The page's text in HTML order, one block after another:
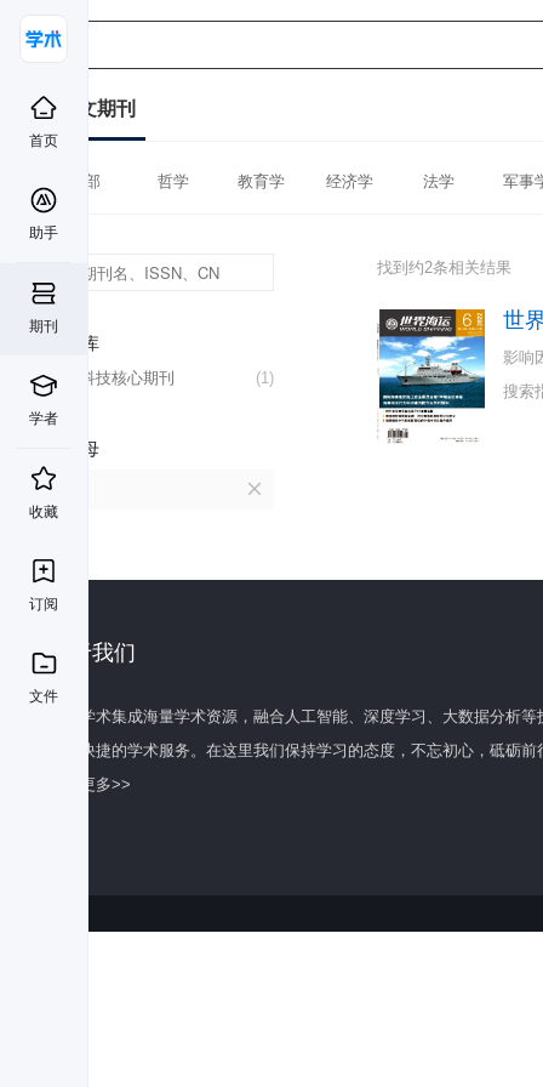
首页
助手
期刊
学者
收藏
订阅
文件
中文期刊
全部 哲学 教育学 经济学 法学 军事
数据库
(1)
中国科技核心期刊
首字母
找到约2条相关结果
世
影响
搜索
关于我们
百度学术集成海量学术资源，融合人工智能、深度学习、大数据分析
全面快捷的学术服务。在这里我们保持学习的态度，不忘初心，砥砺前
了解更多>>